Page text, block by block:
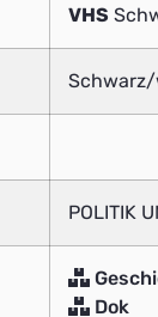
VHS
POLITIK
Dok